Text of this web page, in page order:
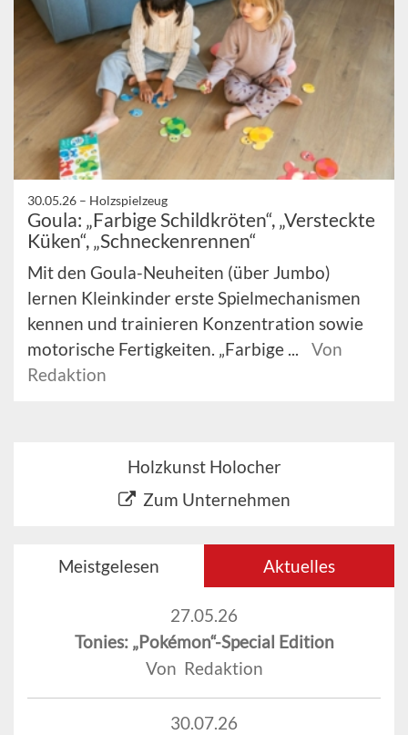
30.05.26 – Holzspielzeug
Goula: „Farbige Schildkröten“, „Versteckte
Küken“, „Schneckenrennen“
Mit den Goula-Neuheiten (über Jumbo)
lernen Kleinkinder erste Spielmechanismen
kennen und trainieren Konzentration sowie
motorische Fertigkeiten. „Farbige ...
Von
Redaktion
Holzkunst Holocher
Zum Unternehmen
Meistgelesen Aktuelles
27.05.26
Tonies: „Pokémon“-Special Edition
Von Redaktion
30.07.26